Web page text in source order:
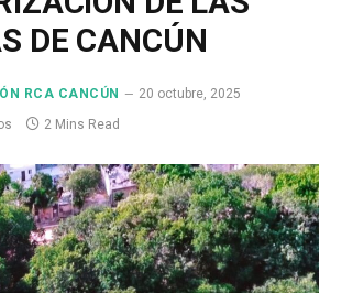
DE CANCÚN
RCA CANCÚN
20 octubre, 2025
2 Mins Read